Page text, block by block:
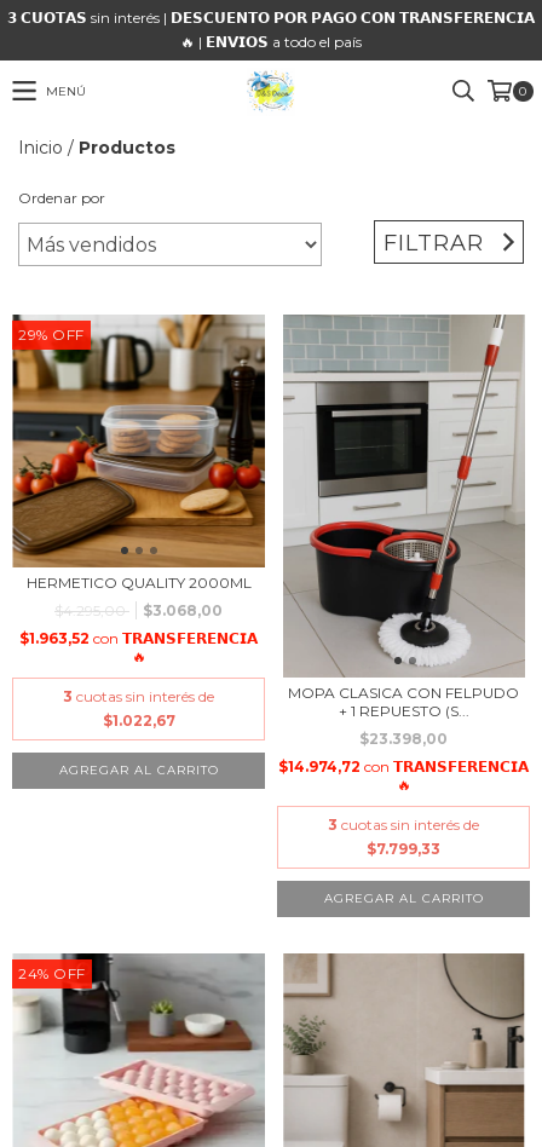
𝟯 𝗖𝗨𝗢𝗧𝗔𝗦 sin interés | 𝗗𝗘𝗦𝗖𝗨𝗘𝗡𝗧𝗢 𝗣𝗢𝗥 𝗣𝗔𝗚𝗢 𝗖𝗢𝗡 𝗧𝗥𝗔𝗡𝗦𝗙𝗘𝗥𝗘𝗡𝗖𝗜𝗔
🔥 | 𝗘𝗡𝗩𝗜𝗢𝗦 a todo el país
MENÚ 0
Inicio / Productos
Ordenar por
FILTRAR
29% OFF
HERMETICO QUALITY 2000ML
$4.295,00
$3.068,00
$1.963,52 con 𝗧𝗥𝗔𝗡𝗦𝗙𝗘𝗥𝗘𝗡𝗖𝗜𝗔
🔥
3 cuotas sin interés de
$1.022,67
MOPA CLASICA CON FELPUDO
+ 1 REPUESTO (S...
$23.398,00
$14.974,72 con 𝗧𝗥𝗔𝗡𝗦𝗙𝗘𝗥𝗘𝗡𝗖𝗜𝗔
🔥
3 cuotas sin interés de
$7.799,33
24% OFF